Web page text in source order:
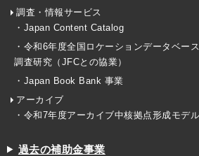
調査・情報サービス
・Japan Content Catalog
・令和6年度全国ロケーションデータベー
調査研究（JFCとの協業）
・Japan Book Bank 事業
アーカイブ
・令和7年度アーカイブ中核拠点形成モデ
過去の補助金事業